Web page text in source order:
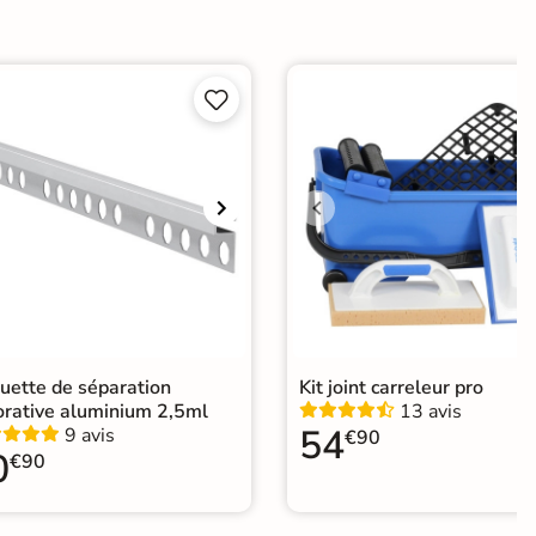


de séparation
aluminium 2,5ml
9 avis
€90
Kit joint carreleur pro
13 avis
54€90